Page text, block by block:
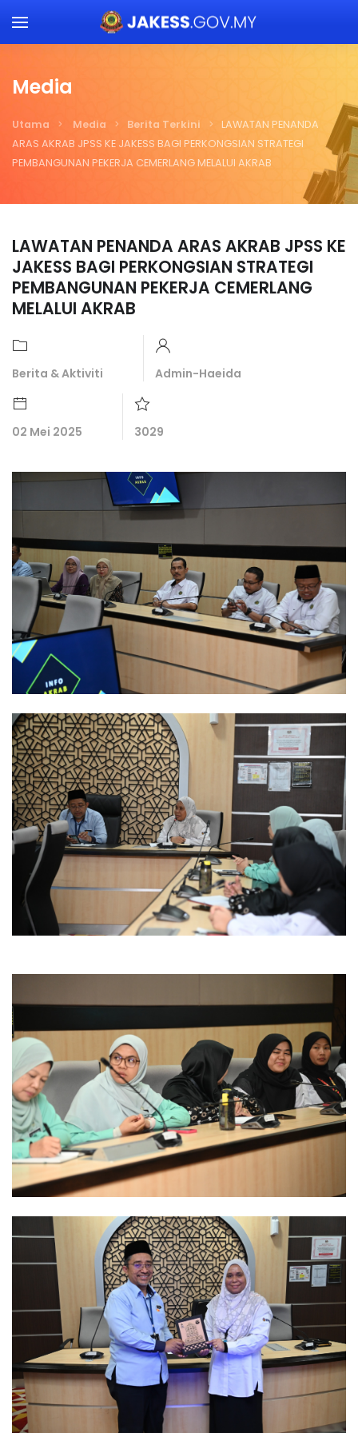
Skip to main content
Media
Utama Media Berita Terkini
LAWATAN PENANDA
ARAS AKRAB JPSS KE JAKESS BAGI PERKONGSIAN STRATEGI
PEMBANGUNAN PEKERJA CEMERLANG MELALUI AKRAB
LAWATAN PENANDA ARAS AKRAB JPSS KE
JAKESS BAGI PERKONGSIAN STRATEGI
PEMBANGUNAN PEKERJA CEMERLANG
MELALUI AKRAB
Berita & Aktiviti Admin-Haeida
02 Mei 2025 3029